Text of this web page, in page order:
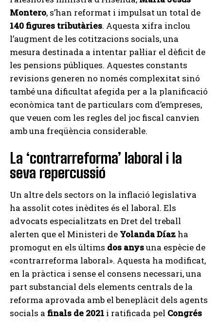
Montero, s’han reformat i impulsat un total de
140 figures tributàries. Aquesta xifra inclou
l’augment de les cotitzacions socials, una
mesura destinada a intentar pal·liar el dèficit de
les pensions públiques. Aquestes constants
revisions generen no només complexitat sinó
també una dificultat afegida per a la planificació
econòmica tant de particulars com d’empreses,
que veuen com les regles del joc fiscal canvien
amb una freqüència considerable.
La ‘contrarreforma’ laboral i la
seva repercussió
Un altre dels sectors on la inflació legislativa
ha assolit cotes inèdites és el laboral. Els
advocats especialitzats en Dret del treball
alerten que el Ministeri de Yolanda Díaz ha
promogut en els últims dos anysuna espècie de
«contrarreforma laboral». Aquesta ha modificat,
en la pràctica i sense el consens necessari, una
part substancial dels elements centrals de la
reforma aprovada amb el beneplàcit dels agents
socials a finals de 2021 i ratificada pel Congrés